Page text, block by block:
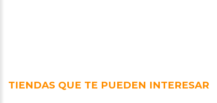
TIENDAS QUE TE PUEDEN INTERESAR